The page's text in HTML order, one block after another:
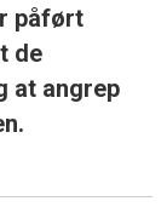
påført
de
at angrep